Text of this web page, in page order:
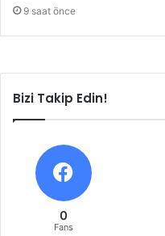
9 saat önce
Bizi Takip Edin!
0
Fans